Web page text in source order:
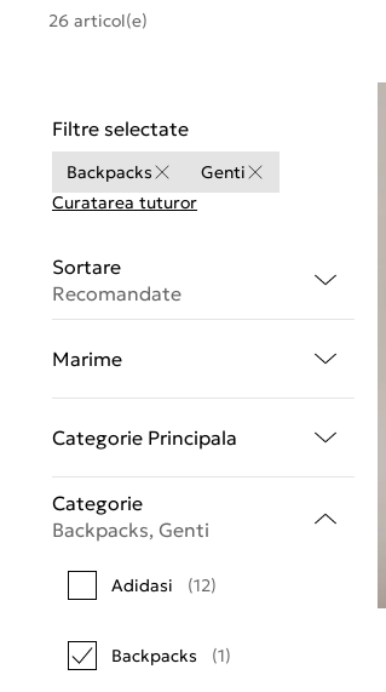
26 articol(e)
Filtre selectate
Backpacks
Genti
Curatarea tuturor
Sortare
Recomandate
Marime
Categorie Principala
Categorie
Backpacks, Genti
Adidasi (12)
Backpacks (1)